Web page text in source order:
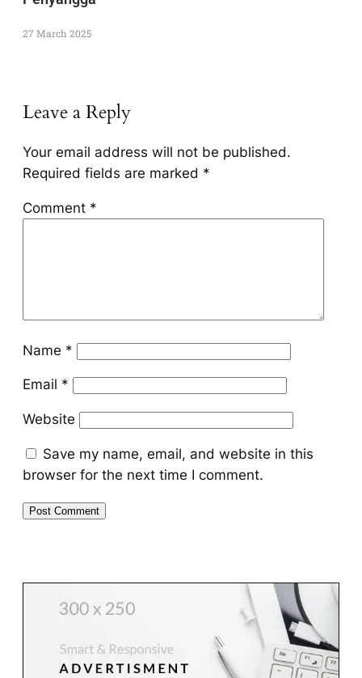
27 March 2025
Leave a Reply
Your email address will not be published.
Required fields are marked *
Comment *
Name *
Email *
Website
Save my name, email, and website in this
browser for the next time I comment.